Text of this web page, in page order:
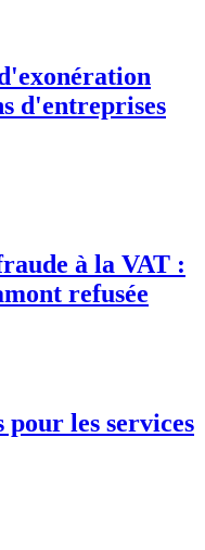
d'entreprises
à la VAT :
refusée
pour les services